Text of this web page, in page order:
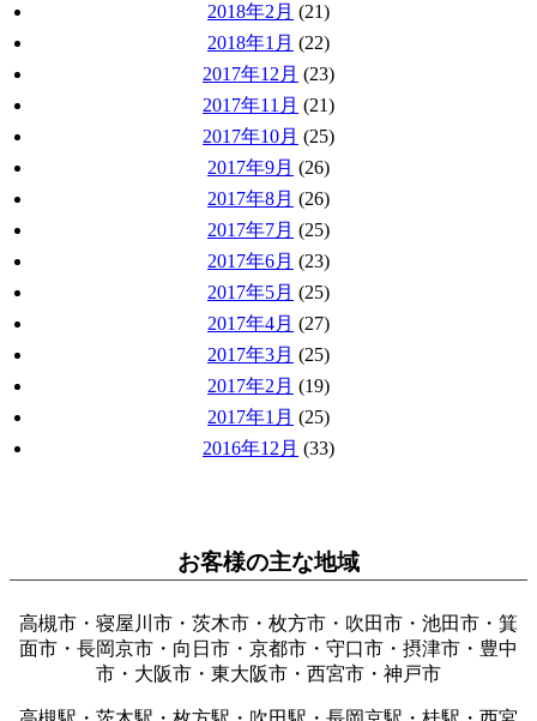
2018年2月 (21)
2018年1月 (22)
2017年12月 (23)
2017年11月 (21)
2017年10月 (25)
2017年9月 (26)
2017年8月 (26)
2017年7月 (25)
2017年6月 (23)
2017年5月 (25)
2017年4月 (27)
2017年3月 (25)
2017年2月 (19)
2017年1月 (25)
2016年12月 (33)
お客様の主な地域
高槻市・寝屋川市・茨木市・枚方市・吹田市・池田市・箕
面市・長岡京市・向日市・京都市・守口市・摂津市・豊中
市・大阪市・東大阪市・西宮市・神戸市